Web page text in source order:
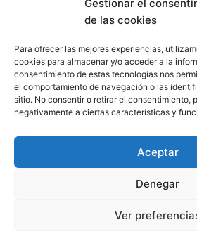
Gestionar el
de las cookies
Para ofrecer las mejores experiencias,
cookies para almacenar y/o acceder a la
consentimiento de estas tecnologías nos
el comportamiento de navegación o las
sitio. No consentir o retirar el consentimiento,
negativamente a ciertas características y
Aceptar
Denegar
Ver